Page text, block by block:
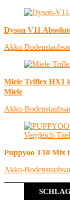
Dyson V11
Akku-
Miele Triflex HX1
Miele
Akku-
Puppyoo T10 Mix
Akku-